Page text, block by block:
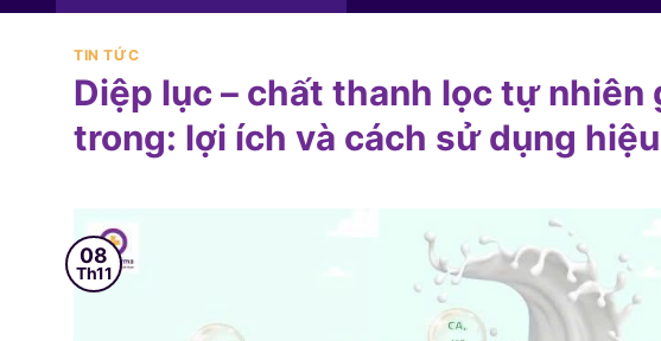
TIN TỨC
Diệp lục – chất thanh lọc tự
trong: lợi ích và cách sử dụng
08
Th11